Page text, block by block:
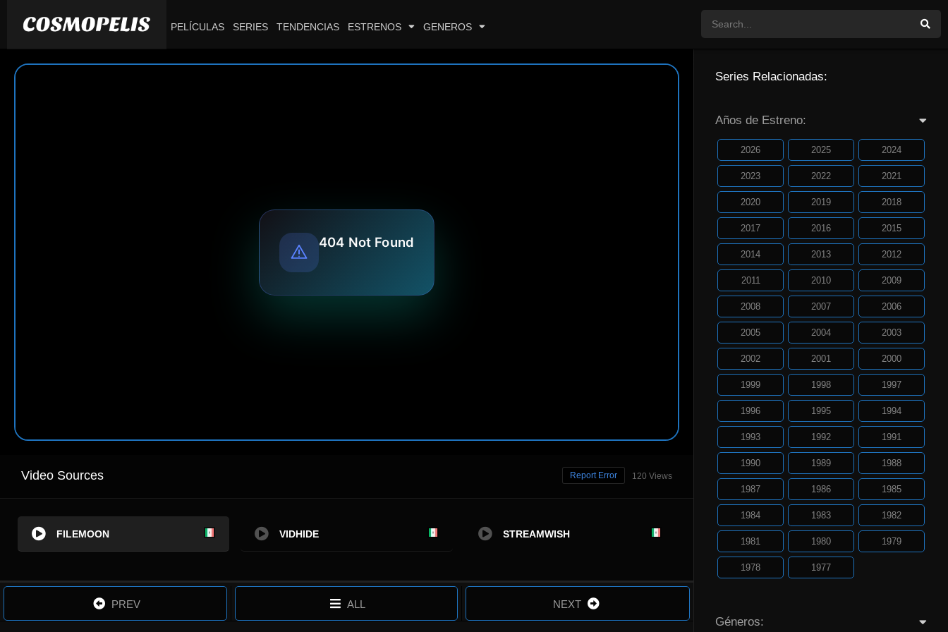
PELÍCULAS SERIES TENDENCIAS ESTRENOS GENEROS
Video Sources 120 Views
Report Error
FILEMOON VIDHIDE STREAMWISH
PREV ALL NEXT
Series Relacionadas:
Años de Estreno:
2026 2025 2024
2023 2022 2021
2020 2019 2018
2017 2016 2015
2014 2013 2012
2011 2010 2009
2008 2007 2006
2005 2004 2003
2002 2001 2000
1999 1998 1997
1996 1995 1994
1993 1992 1991
1990 1989 1988
1987 1986 1985
1984 1983 1982
1981 1980 1979
1978 1977
Géneros: